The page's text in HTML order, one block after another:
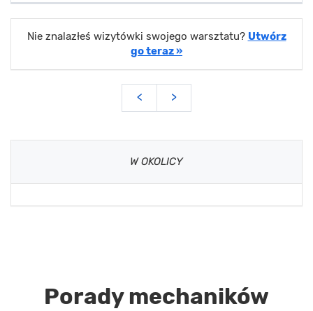
Nie znalazłeś wizytówki swojego warsztatu? Utwórz
go teraz »
< >
W OKOLICY
Porady mechaników